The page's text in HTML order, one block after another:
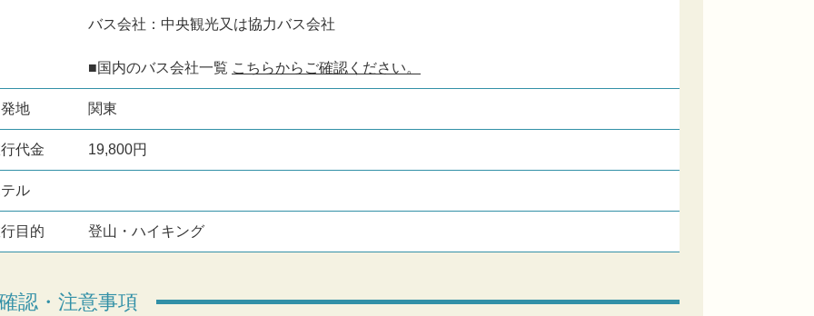
バス会社：中央観光又は協力バス会社
■国内のバス会社一覧 こちらからご確認ください。
地 関東
代金 19,800円
ル
目的 登山・ハイキング
認・注意事項